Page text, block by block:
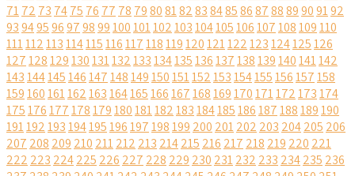
7172 73 7475 76 77 78 7980818283848586878889909192
93949596979899100101102103104105106107108109110
111112113114115116117118119120121122123124125126
127128129130131132133134135136137138139140141142
143144145146147148149150151152153154155156157158
159160161162163164165166167168169170171172173174
175176177178179180181182183184185186187188189190
191192193194195196197198199 200 201202 203 204205 206
207 208 209 210 211212 213 214215 216 217 218 219 220 221
222 223 224225 226 227 228 229 230 231232 233 234235 236